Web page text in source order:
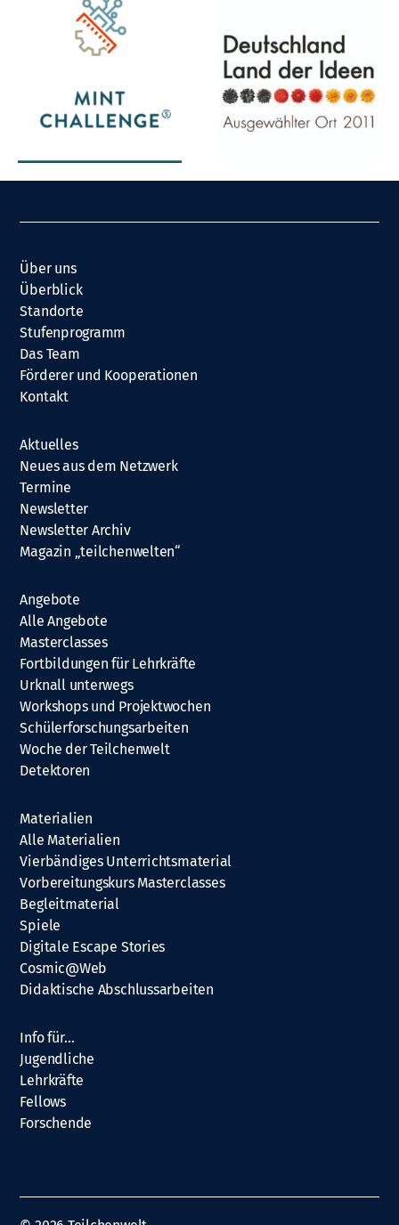
Über uns
Überblick
Standorte
Stufenprogramm
Das Team
Förderer und Kooperationen
Kontakt
Aktuelles
Neues aus dem Netzwerk
Termine
Newsletter
Newsletter Archiv
Magazin „teilchenwelten“
Angebote
Alle Angebote
Masterclasses
Fortbildungen für Lehrkräfte
Urknall unterwegs
Workshops und Projektwochen
Schülerforschungsarbeiten
Woche der Teilchenwelt
Detektoren
Materialien
Alle Materialien
Vierbändiges Unterrichtsmaterial
Vorbereitungskurs Masterclasses
Begleitmaterial
Spiele
Digitale Escape Stories
Cosmic@Web
Didaktische Abschlussarbeiten
Info für…
Jugendliche
Lehrkräfte
Fellows
Forschende